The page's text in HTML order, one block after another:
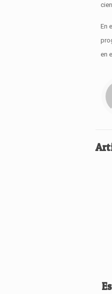
En
en